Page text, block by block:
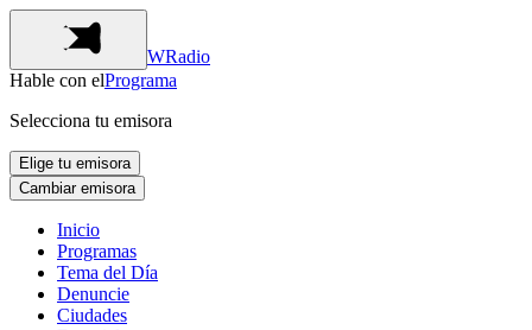
WRadio
Hable con elPrograma
Selecciona tu emisora
Elige tu emisora
Cambiar emisora
Inicio
Programas
Tema del Día
Denuncie
Ciudades